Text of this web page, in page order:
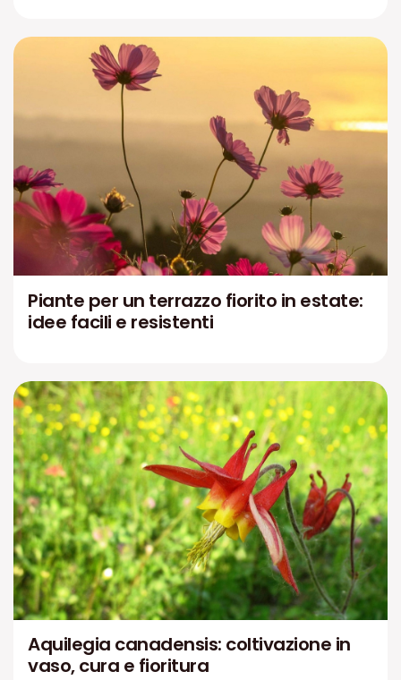
Piante per un terrazzo fiorito in estate:
idee facili e resistenti
Aquilegia canadensis: coltivazione in
vaso, cura e fioritura